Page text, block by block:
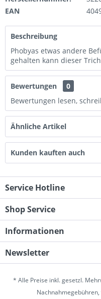
EAN
Beschreibung
Phobyas etwas andere
gehalten kann dieser
Bewertungen
0
Bewertungen lesen,
Ähnliche Artikel
Kunden kauften auch
Service Hotline
Shop Service
Informationen
Newsletter
* Alle Preise inkl. gesetzl.